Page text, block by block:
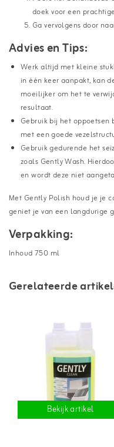
doek voor een
Ga vervolgens door
Advies en Tips:
Werk altijd met kleine
in één keer aanpakt, kan
moeilijker om het te
resultaat.
Gebruik bij het oppoetsen
met een goede
Gebruik gedurende het
zoals Gently Wash.
en wordt deze niet
Met Gently Polish houd je je
geniet je van een langdurige
Verpakking:
Inhoud 750 ml
Gerelateerde
Bekijk artikel